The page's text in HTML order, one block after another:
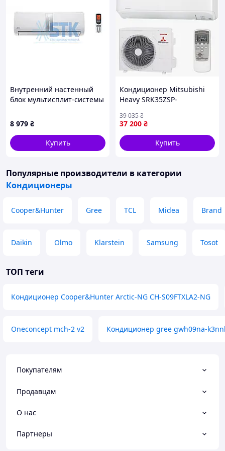
Внутренний настенный
блок мультисплит-системы
Multi Light PREMIUM
INVERTER CHML-IW18DNK,
R410A, белый
8 979 ₴
Купить
Кондиционер Mitsubishi
Heavy SRK35ZSP-
37 200 ₴
39 035₴
Купить
Популярные производители в категории
Кондиционеры
Cooper&Hunter Gree TCL Midea Brand
Daikin Olmo Klarstein Samsung Tosot
ТОП теги
Кондиционер Cooper&Hunter Arctic-NG CH-S09FTXLA2-NG
Oneconcept mch-2 v2 Кондиционер gree gwh09na-
Покупателям
Продавцам
О нас
Партнеры